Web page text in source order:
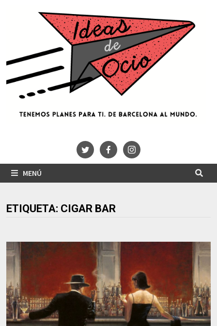
MENÚ
ETIQUETA: CIGAR BAR